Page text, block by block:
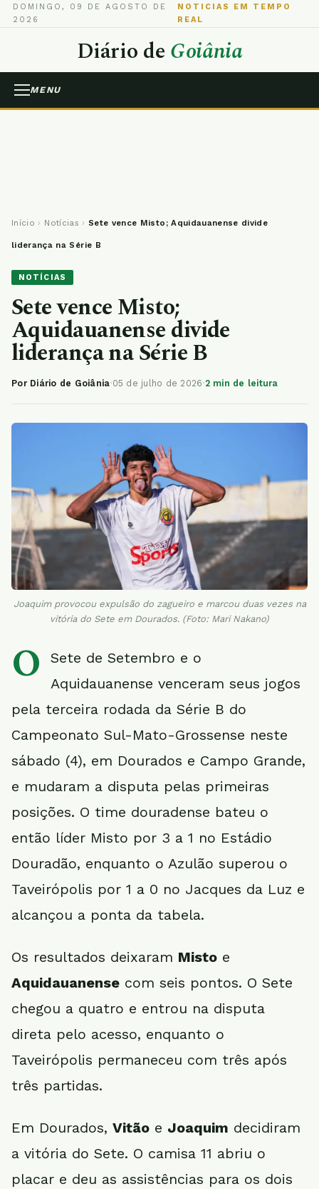
DOMINGO, 09 DE AGOSTO DE
2026
NOTICIAS EM TEMPO
REAL
Diário deGoiânia
MENU
Início › Notícias › Sete vence Misto; Aquidauanense divide
liderança na Série B
NOTÍCIAS
Sete vence Misto;
Aquidauanense divide
liderança na Série B
Por Diário de Goiânia·05 de julho de 2026·2 min de leitura
Joaquim provocou expulsão do zagueiro e marcou duas vezes na
vitória do Sete em Dourados. (Foto: Mari Nakano)
O
Sete de Setembro e o
Aquidauanense venceram seus jogos
pela terceira rodada da Série B do
Campeonato Sul-Mato-Grossense neste
sábado (4), em Dourados e Campo Grande,
e mudaram a disputa pelas primeiras
posições. O time douradense bateu o
então líder Misto por 3 a 1 no Estádio
Douradão, enquanto o Azulão superou o
Taveirópolis por 1 a 0 no Jacques da Luz e
alcançou a ponta da tabela.
Os resultados deixaram Misto e
Aquidauanense com seis pontos. O Sete
chegou a quatro e entrou na disputa
direta pelo acesso, enquanto o
Taveirópolis permaneceu com três após
três partidas.
Em Dourados, Vitão e Joaquim decidiram
a vitória do Sete. O camisa 11 abriu o
placar e deu as assistências para os dois